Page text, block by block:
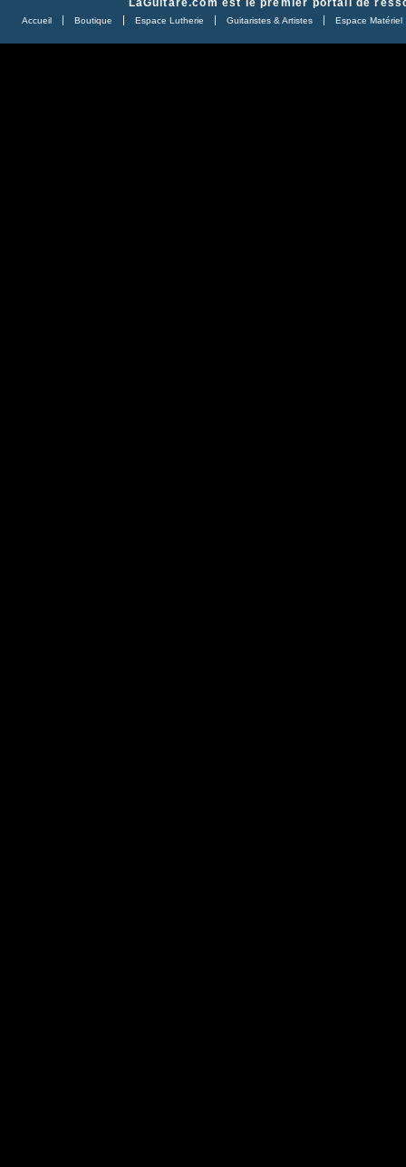
Accueil Boutique Espace Lutherie Guitaristes & Artistes Espace Matériel